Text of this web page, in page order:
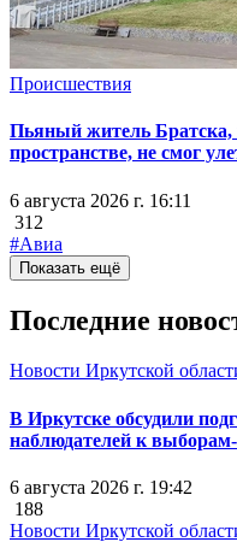
Происшествия
Пьяный житель
пространстве, не смог
6 августа 2026 г. 16:11
312
#Авиа
Показать ещё
Последние
Новости Иркутской
В Иркутске обсудили
наблюдателей к
6 августа 2026 г. 19:42
188
Новости Иркутской